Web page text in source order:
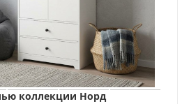
коллекции Норд